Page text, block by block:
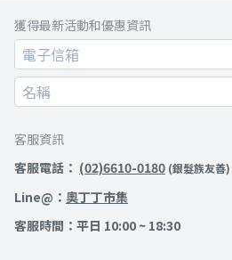
獲得最新活動和優惠資訊
客服資訊
客服電話： (02)6610-0180 (銀髮族友善)
Line@： 奧丁丁市集
客服時間：平日 10:00 ~ 18:30